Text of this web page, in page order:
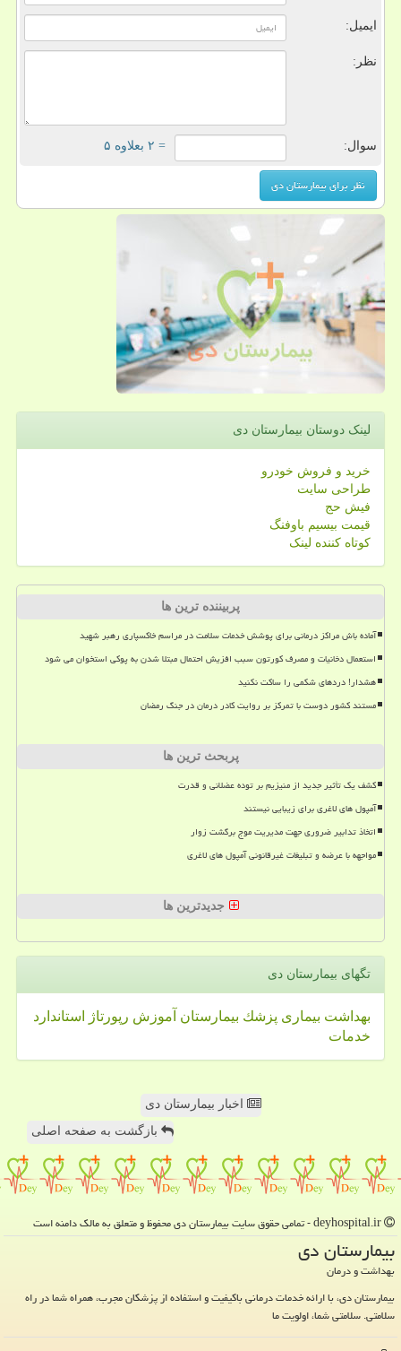
ایمیل:
نظر:
سوال: = ۲ بعلاوه ۵
لینک دوستان بیمارستان دی
خرید و فروش خودرو
طراحی سایت
فیش حج
قیمت بیسیم باوفنگ
کوتاه کننده لینک
پربیننده ترین ها
آماده باش مراکز درمانی برای پوشش خدمات سلامت در مراسم خاکسپاری رهبر شهید
استعمال دخانیات و مصرف کورتون سبب افزیش احتمال مبتلا شدن به پوکی استخوان می شود
هشدار! دردهای شکمی را ساکت نکنید
مستند کشور دوست با تمرکز بر روایت کادر درمان در جنگ رمضان
پربحث ترین ها
کشف یک تأثیر جدید از منیزیم بر توده عضلانی و قدرت
آمپول های لاغری برای زیبایی نیستند
اتخاذ تدابیر ضروری جهت مدیریت موج برگشت زوار
مواجهه با عرضه و تبلیغات غیرقانونی آمپول های لاغری
جدیدترین ها
تگهای بیمارستان دی
بهداشت بیماری پزشك بیمارستان آموزش رپورتاژ
استاندارد
خدمات
اخبار بیمارستان دی
بازگشت به صفحه اصلی
بیمارستان دی
بهداشت و درمان
بیمارستان دی، با ارائه خدمات درمانی باکیفیت و استفاده از پزشکان مجرب، همراه شما در راه
سلامتی. سلامتی شما، اولویت ما